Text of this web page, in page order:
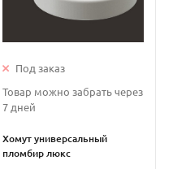
Под заказ
Товар можно забрать через
7 дней
Хомут универсальный
пломбир люкс